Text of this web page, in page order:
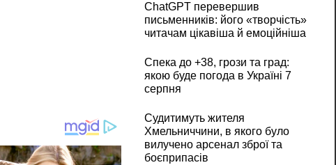
ChatGPT перевершив
письменників: його «творчість»
читачам цікавіша й емоційніша
Спека до +38, грози та град:
якою буде погода в Україні 7
серпня
Судитимуть жителя
Хмельниччини, в якого було
вилучено арсенал зброї та
боєприпасів